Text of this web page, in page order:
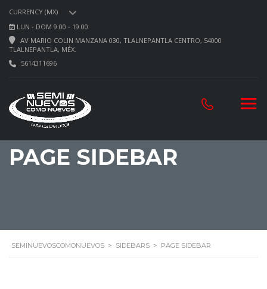
CURRENCY (MX)
LUN - DOM 9:00 - 19.00
AV MARIO COLIN MANZANA 030, TLALNEPANTLA CENTRO, 54000
TLALNEPANTLA, MÉX.
5614311696
PAGE SIDEBAR
SEMINUEVOSCOMONUEVOS > SIDEBARS > PAGE SIDEBAR